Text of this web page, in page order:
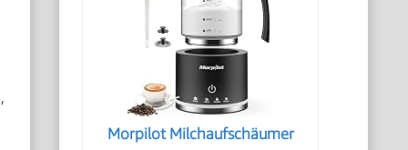
Morpilot Milchaufschäumer